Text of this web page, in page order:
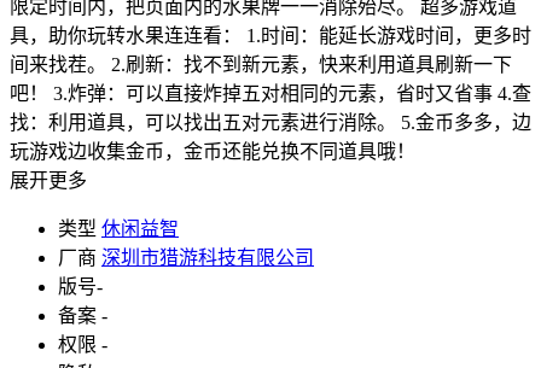
限定时间内，把页面内的水果牌一一消除殆尽。 超多游戏道
具，助你玩转水果连连看： 1.时间：能延长游戏时间，更多时
间来找茬。 2.刷新：找不到新元素，快来利用道具刷新一下
吧！ 3.炸弹：可以直接炸掉五对相同的元素，省时又省事 4.查
找：利用道具，可以找出五对元素进行消除。 5.金币多多，边
玩游戏边收集金币，金币还能兑换不同道具哦！
展开更多
类型 休闲益智
厂商 深圳市猎游科技有限公司
版号-
备案 -
权限 -